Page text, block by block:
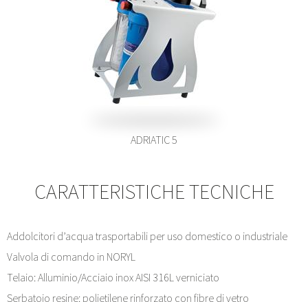
ADRIATIC 5
CARATTERISTICHE TECNICHE
Addolcitori d’acqua trasportabili per uso domestico o industriale
Valvola di comando in NORYL
Telaio: Alluminio/Acciaio inox AISI 316L verniciato
Serbatoio resine: polietilene rinforzato con fibre di vetro